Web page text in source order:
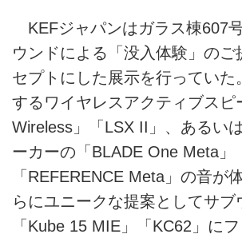
KEFジャパンはガラス棟607
ウンドによる「没入体験」のご
セプトにした展示を行っていた
するワイヤレスアクティブスピ
Wireless」「LSX II」、あるい
ーカーの「BLADE One Meta」
「REFERENCE Meta」の音が
らにユニークな提案としてサブ
「Kube 15 MIE」「KC62」に